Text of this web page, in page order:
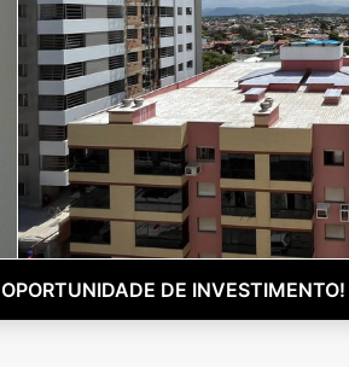
OPORTUNIDADE DE INVESTIMENTO!